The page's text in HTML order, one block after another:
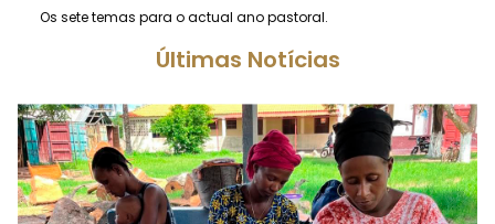
Os sete temas para o actual ano pastoral.
Últimas Notícias